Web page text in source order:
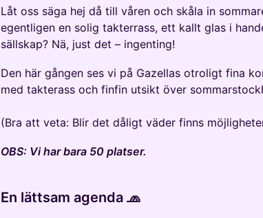
Låt oss säga hej då till våren och skåla in
egentligen en solig takterrass, ett kallt glas i
sällskap? Nä, just det – ingenting!
Den här gången ses vi på Gazellas otroligt fina
med takterass och finfin utsikt över
(Bra att veta: Blir det dåligt väder finns
OBS: Vi har bara 50 platser.
En lättsam agenda 🧢